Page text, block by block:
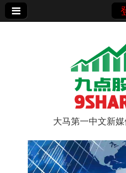
9点股票
大马第一中文新